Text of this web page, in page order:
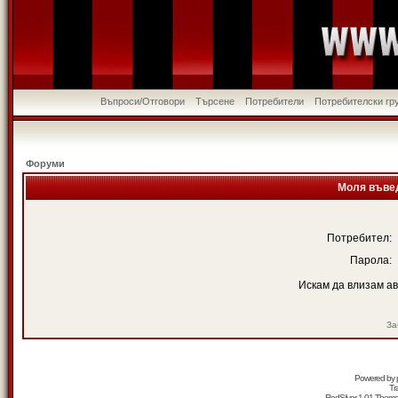
Въпроси/Отговори Търсене Потребители Потребителски
Форуми
Моля
Потребител:
Парола:
Искам да влизам
Powered by